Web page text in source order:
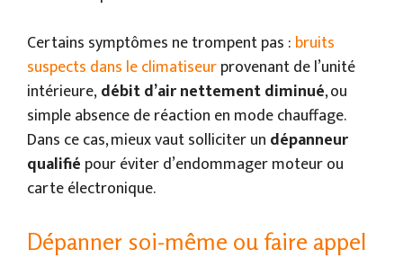
Certains symptômes ne trompent pas : bruits
suspects dans le climatiseurprovenant de l’unité
intérieure,débit d’air nettement diminué, ou
simple absence de réaction en mode chauffage.
Dans ce cas, mieux vaut solliciter un dépanneur
qualifié pour éviter d’endommager moteur ou
carte électronique.
Dépanner soi-même ou faire appel